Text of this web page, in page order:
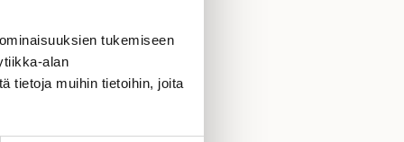
tukemiseen
alan
tietoja muihin tietoihin, joita